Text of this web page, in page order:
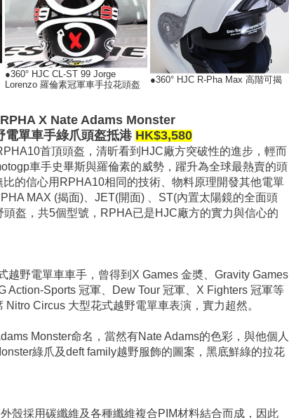
●360° HJC CL-ST 99 Jorge
Lorenzo 羅倫素冠軍車手拉花頭盔
●360° HJC R-Pha Max 高階可揭
X Nate Adams Monster
電單車手綠爪頭盔抵港 HK$3,580
首頂頭盔，清昕看到HJC廠方突破性的進步，輕而
車手史畢斯與羅倫素的威勢，躍升為全球最熱賣的頭
的信心用RPHA10相同的技術、物料原理開發其他電單
MAX (揭面)、JET(開面) 、ST(內置太陽鏡的全面頭
盔，共5個型號，RPHA已是HJC廠方的實力與信心的
越野電單車車手，曾得到X Games 金奬、Gravity Games
Action-Sports 冠軍、Dew Tour 冠軍、X Fighters 冠軍等
Nitro Circus 大型花式越野電單車表演，實力超然。
Monster命名，當然有Nate Adams的色彩，與他個人
綠爪及deft family越野服飾的圖案，黑底鮮綠的拉花
殼採用碳纖維及各種纖維複合PIM材料結合而成，因此